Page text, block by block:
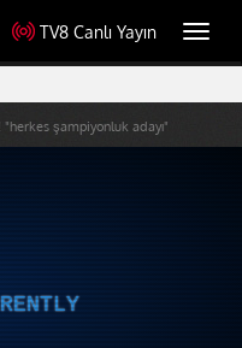
TV8 Canlı Yayın
şampiyonluk adayı"